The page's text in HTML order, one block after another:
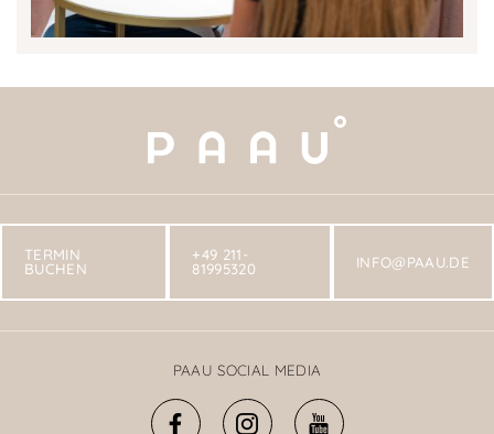
TERMIN
BUCHEN
+49 211-
81995320
INFO@PAAU.DE
PAAU SOCIAL MEDIA